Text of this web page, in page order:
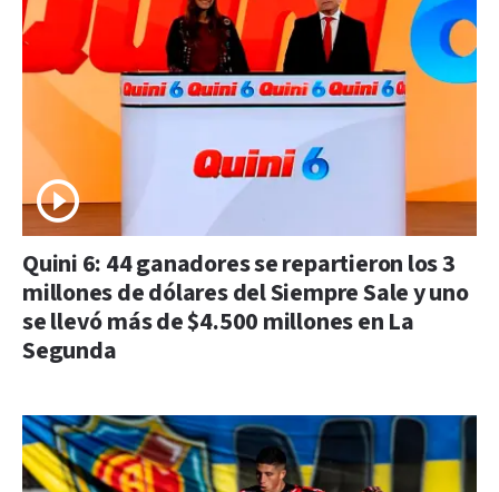
Quini 6: 44 ganadores se repartieron los 3
millones de dólares del Siempre Sale y uno
se llevó más de $4.500 millones en La
Segunda